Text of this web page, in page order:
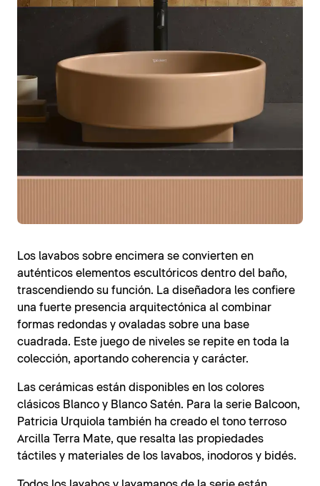
Los lavabos sobre encimera se convierten en
auténticos elementos escultóricos dentro del baño,
trascendiendo su función. La diseñadora les confiere
una fuerte presencia arquitectónica al combinar
formas redondas y ovaladas sobre una base
cuadrada. Este juego de niveles se repite en toda la
colección, aportando coherencia y carácter.
Las cerámicas están disponibles en los colores
clásicos Blanco y Blanco Satén. Para la serie Balcoon,
Patricia Urquiola también ha creado el tono terroso
Arcilla Terra Mate, que resalta las propiedades
táctiles y materiales de los lavabos, inodoros y bidés.